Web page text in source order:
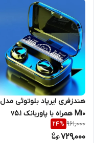
هندزفری ایرپاد بلوتوثی مدل
M10 همراه با پاوربانک v5.1
961,000
24%
729,000